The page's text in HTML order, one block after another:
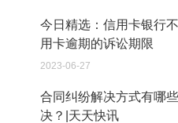
今日精选：信用卡银行
用卡逾期的诉讼期限
2023-06-27
合同纠纷解决方式有哪
决？|天天快讯